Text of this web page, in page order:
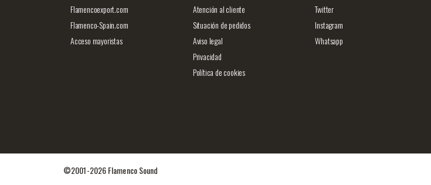
Flamencoexport.com
Flamenco-Spain.com
Acceso mayoristas
Atención al cliente
Situación de pedidos
Aviso legal
Privacidad
Política de cookies
Twitter
Instagram
Whatsapp
©2001-2026 Flamenco Sound